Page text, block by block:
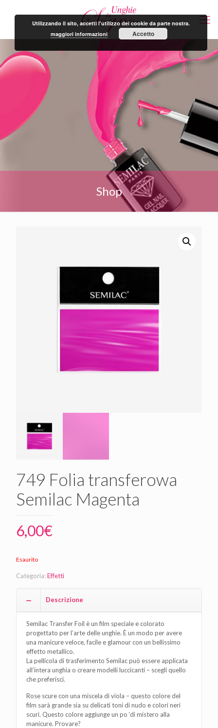
Shop
749 Folia transferowa
Semilac Magenta
6,00€
Esaurito
Categoria:Effetti
Descrizione
Semilac Transfer Foil è un film speciale e colorato
progettato per l’arte delle unghie. È un modo per avere
una manicure veloce, facile e glamour con un bellissimo
effetto metallico.
La pellicola di trasferimento Semilac può essere applicata
all’intera unghia o creare modelli luccicanti – scegli quello
che preferisci.
Rose scure con una miscela di viola – questo colore del
film sarà grande sia su delicati toni di nudo e colori neri
scuri. Questo colore aggiunge un po ‘di mistero alla
manicure. Provare?
Utilizzando il sito, accetti l'utilizzo dei cookie da parte nostra.
maggiori informazioni
Accetto